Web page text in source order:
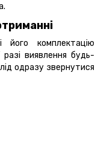
його комплектацію
виявлення будь-
одразу звернутися